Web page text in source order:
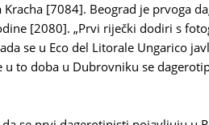
[7084]. Beograd je prvoga
[2080]. „Prvi riječki dodiri s
se u Eco del Litorale Ungarico
u to doba u Dubrovniku se